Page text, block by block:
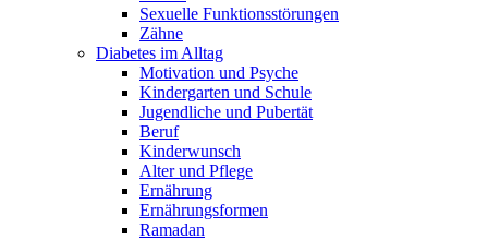
Sexuelle Funktionsstörungen
Zähne
Diabetes im Alltag
Motivation und Psyche
Kindergarten und Schule
Jugendliche und Pubertät
Beruf
Kinderwunsch
Alter und Pflege
Ernährung
Ernährungsformen
Ramadan